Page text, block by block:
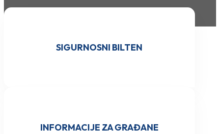
SIGURNOSNI BILTEN
INFORMACIJE ZA GRAĐANE